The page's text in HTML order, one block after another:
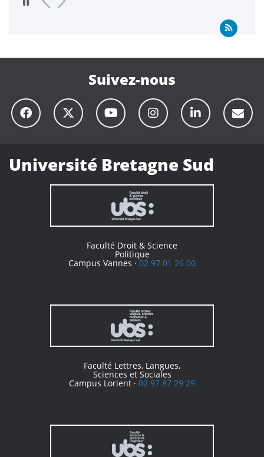
Suivez-nous
Université Bretagne Sud
Faculté Droit & Science
Politique
Campus Vannes ·02 97 01 26 00
Faculté Lettres, Langues,
Sciences et Sociales
Campus Lorient · 02 97 87 29 29